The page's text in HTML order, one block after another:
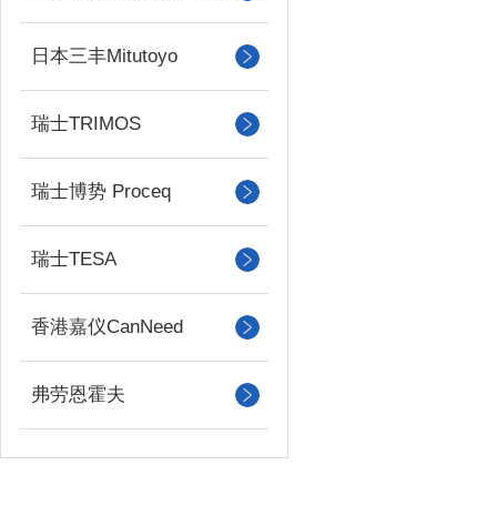
日本三丰Mitutoyo
瑞士TRIMOS
瑞士博势 Proceq
瑞士TESA
香港嘉仪CanNeed
弗劳恩霍夫